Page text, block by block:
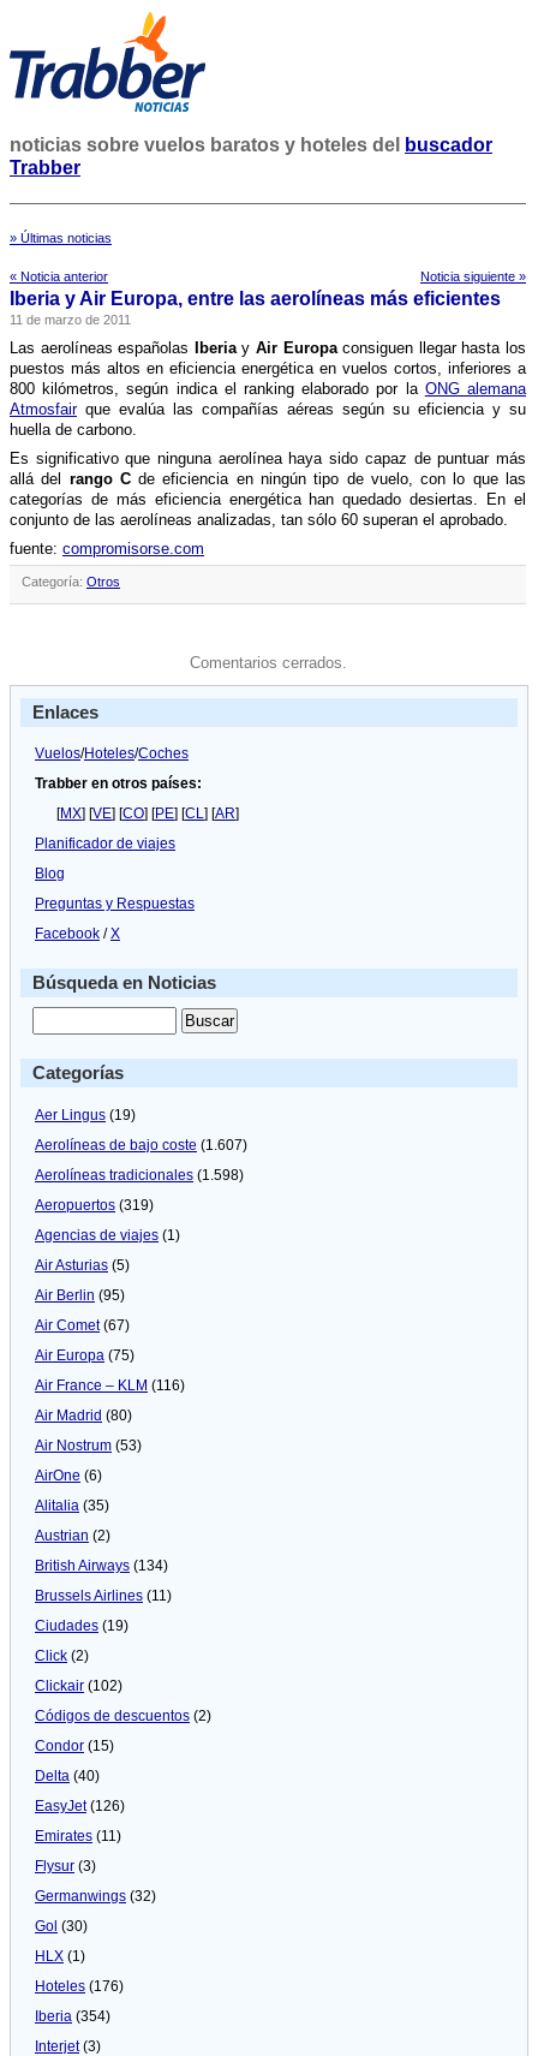
noticias sobre vuelos baratos y hoteles del
buscador
Trabber
» Últimas noticias
« Noticia anterior Noticia siguiente »
Iberia y Air Europa, entre las aerolí­neas más eficientes
11 de marzo de 2011
Las aerolí­neas españolas IberiayAir Europaconsiguen llegar hasta los
puestos más altos en eficiencia energética en vuelos cortos, inferiores a
800 kilómetros, según indica el ranking elaborado por la ONG alemana
Atmosfairque evalúa las compañí­as aéreas según su eficiencia y su
huella de carbono.
Es significativo que ninguna aerolí­nea haya sido capaz de puntuar más
allá del rango Cde eficiencia en ningún tipo de vuelo, con lo que las
categorí­as de más eficiencia energética han quedado desiertas. En el
conjunto de las aerolí­neas analizadas, tan sólo 60 superan el aprobado.
fuente: compromisorse.com
Categoría: Otros
Comentarios cerrados.
Enlaces
Vuelos/Hoteles/Coches
Trabber en otros países:
[MX] [VE] [CO] [PE] [CL] [AR]
Planificador de viajes
Blog
Preguntas y Respuestas
Facebook /X
Búsqueda en Noticias
Categorías
Aer Lingus (19)
Aerolíneas de bajo coste (1.607)
Aerolíneas tradicionales (1.598)
Aeropuertos (319)
Agencias de viajes (1)
Air Asturias (5)
Air Berlin (95)
Air Comet(67)
Air Europa (75)
Air France – KLM (116)
Air Madrid (80)
Air Nostrum (53)
AirOne (6)
Alitalia (35)
Austrian (2)
British Airways (134)
Brussels Airlines (11)
Ciudades (19)
Click (2)
Clickair (102)
Códigos de descuentos (2)
Condor (15)
Delta (40)
EasyJet(126)
Emirates (11)
Flysur (3)
Germanwings (32)
Gol (30)
HLX (1)
Hoteles (176)
Iberia (354)
Interjet(3)